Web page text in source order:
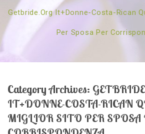
Revenda
Publicações
Agenda
Marcação Online
Curso Barras Access
Workshops – Agenda
TESTE ONLINE
CONSULTAS
Acces Facelifit
Processos corporais
Bom coração
Livros
Getbride.org It+donne-Costa-Rican
Per Sposa Per
Category Archives:
IT+DONNE-COSTA-RICAN
MIGLIOR SITO PER SPOSA